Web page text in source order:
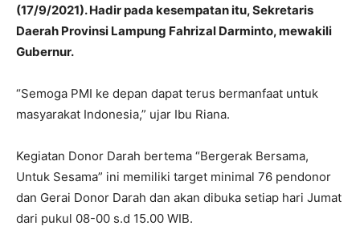
(17/9/2021). Hadir pada kesempatan itu, Sekretaris
Daerah Provinsi Lampung Fahrizal Darminto, mewakili
Gubernur.
“Semoga PMI ke depan dapat terus bermanfaat untuk
masyarakat Indonesia,” ujar Ibu Riana.
Kegiatan Donor Darah bertema “Bergerak Bersama,
Untuk Sesama” ini memiliki target minimal 76 pendonor
dan Gerai Donor Darah dan akan dibuka setiap hari Jumat
dari pukul 08-00 s.d 15.00 WIB.